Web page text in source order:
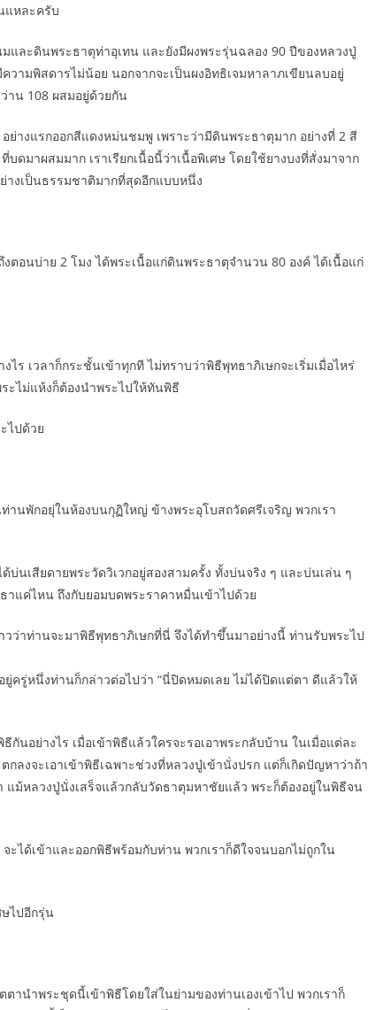
แหละครับ
และดินพระธาตุท่าอุเทน และยังมีผงพระรุ่นฉลอง 90 ปีของหลวงปู่
ามพิสดารไม่น้อย นอกจากจะเป็นผงอิทธิเจมหาลาภเขียนลบอยู่
าน 108 ผสมอยู่ด้วยกัน
ย่างแรกออกสีแดงหม่นชมพู เพราะว่ามีดินพระธาตุมาก อย่างที่ 2 สี
บดมาผสมมาก เราเรียกเนื้อนี้ว่าเนื้อพิเศษ โดยใช้ยางบงที่สั่งมาจาก
างเป็นธรรมชาติมากที่สุดอีกแบบหนึ่ง
อนบ่าย 2 โมง ได้พระเนื้อแก่ดินพระธาตุจำนวน 80 องค์ ได้เนื้อแก่
ไร เวลาก็กระชั้นเข้าทุกที ไม่ทราบว่าพิธีพุทธาภิเษกจะเริ่มเมื่อไหร่
ะไม่แห้งก็ต้องนำพระไปให้ทันพิธี
ไปด้วย
นพักอยุ่ในห้องบนกุฏิใหญ่ ข้างพระอุโบสถวัดศรีเจริญ พวกเรา
นเสียดายพระวัดวิเวกอยู่สองสามครั้ง ทั้งบ่นจริง ๆ และบ่นเล่น ๆ
แค่ไหน ถึงกับยอมบดพระราคาหมื่นเข้าไปด้วย
วว่าท่านจะมาพิธีพุทธาภิเษกที่นี่ จึงได้ทำขึ้นมาอย่างนี้ ท่านรับพระไป
ครู่หนึ่งท่านก็กล่าวต่อไปว่า “นี่ปิดหมดเลย ไม่ได้ปิดแต่ตา ดีแล้วให้
นอย่างไร เมื่อเข้าพิธีแล้วใครจะรอเอาพระกลับบ้าน ในเมื่อแต่ละ
ลงจะเอาเข้าพิธีเฉพาะช่วงที่หลวงปู่เข้านั่งปรก แต่ก็เกิดปัญหาว่าถ้า
แม้หลวงปู่นั่งเสร็จแล้วกลับวัดธาตุมหาชัยแล้ว พระก็ต้องอยู่ในพิธีจน
ได้เข้าและออกพิธีพร้อมกับท่าน พวกเราก็ดีใจจนบอกไม่ถูกใน
ไปอีกรุ่น
ตานำพระชุดนี้เข้าพิธีโดยใส่ในย่ามของท่านเองเข้าไป พวกเราก็